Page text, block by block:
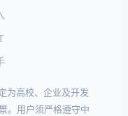
为高校、企业及开发
。用户须严格遵守中